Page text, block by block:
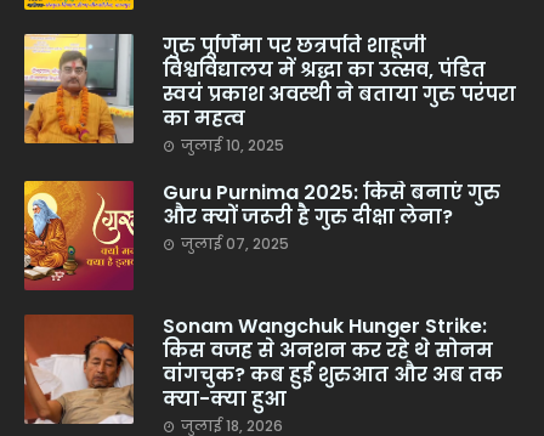
गुरु पूर्णिमा पर छत्रपति शाहूजी
विश्वविद्यालय में श्रद्धा का उत्सव, पंडित
स्वयं प्रकाश अवस्थी ने बताया गुरु परंपरा
का महत्व
जुलाई 10, 2025
Guru Purnima 2025: किसे बनाएं गुरु
और क्यों जरूरी है गुरु दीक्षा लेना?
जुलाई 07, 2025
Sonam Wangchuk Hunger Strike:
किस वजह से अनशन कर रहे थे सोनम
वांगचुक? कब हुई शुरुआत और अब तक
क्या-क्या हुआ
जुलाई 18, 2026